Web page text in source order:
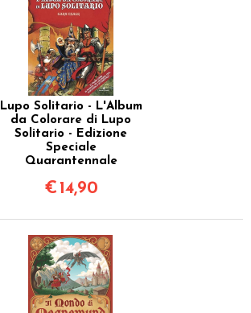
Lupo Solitario - L'Album
da Colorare di Lupo
Solitario - Edizione
Speciale
Quarantennale
€ 14,90